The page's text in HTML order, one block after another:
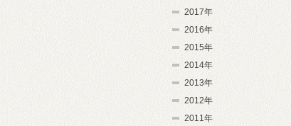
2017年
2016年
2015年
2014年
2013年
2012年
2011年